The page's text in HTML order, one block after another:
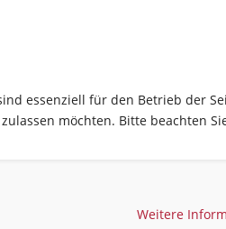
essenziell für den Betrieb der
möchten. Bitte
Weitere